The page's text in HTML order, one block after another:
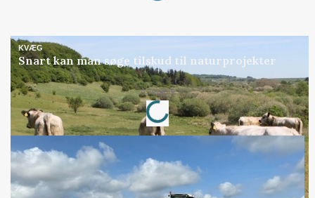
KVÆG
Snart kan man søge tilskud til naturprojekter
Annonce
Loading...